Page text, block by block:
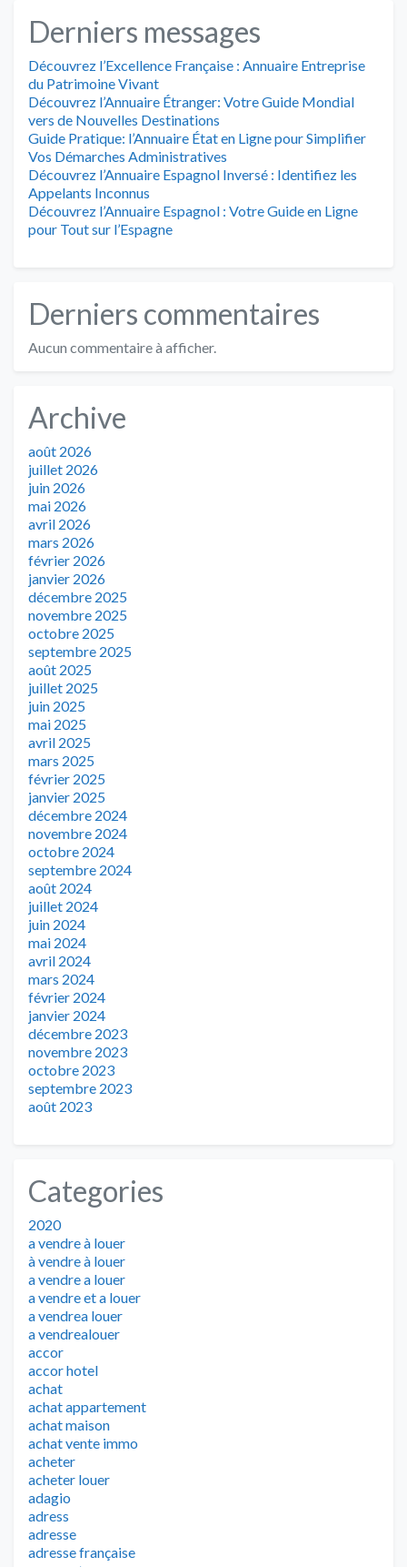
Derniers messages
Découvrez l’Excellence Française : Annuaire Entreprise
du Patrimoine Vivant
Découvrez l’Annuaire Étranger: Votre Guide Mondial
vers de Nouvelles Destinations
Guide Pratique: l’Annuaire État en Ligne pour Simplifier
Vos Démarches Administratives
Découvrez l’Annuaire Espagnol Inversé : Identifiez les
Appelants Inconnus
Découvrez l’Annuaire Espagnol : Votre Guide en Ligne
pour Tout sur l’Espagne
Derniers commentaires
Aucun commentaire à afficher.
Archive
août 2026
juillet 2026
juin 2026
mai 2026
avril 2026
mars 2026
février 2026
janvier 2026
décembre 2025
novembre 2025
octobre 2025
septembre 2025
août 2025
juillet 2025
juin 2025
mai 2025
avril 2025
mars 2025
février 2025
janvier 2025
décembre 2024
novembre 2024
octobre 2024
septembre 2024
août 2024
juillet 2024
juin 2024
mai 2024
avril 2024
mars 2024
février 2024
janvier 2024
décembre 2023
novembre 2023
octobre 2023
septembre 2023
août 2023
Categories
2020
a vendre à louer
à vendre à louer
a vendre a louer
a vendre et a louer
a vendrea louer
a vendrealouer
accor
accor hotel
achat
achat appartement
achat maison
achat vente immo
acheter
acheter louer
adagio
adress
adresse
adresse française